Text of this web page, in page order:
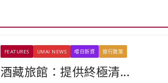
FEATURES UMAI NEWS 嚐日新資 旅行散策
酒藏旅館：提供終極清...